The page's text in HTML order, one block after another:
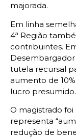
majorada.
Em linha
4ª Região
contribuintes.
tutela recursal
aumento de
lucro presumido.
O magistrado
representa
redução de